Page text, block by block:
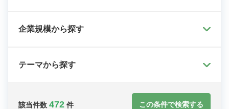
企業規模から探す
テーマから探す
該当件数 472 件 この条件で検索する